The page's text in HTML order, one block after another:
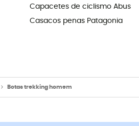
Capacetes de ciclismo Abus
Casacos penas Patagonia
Botas trekking homem